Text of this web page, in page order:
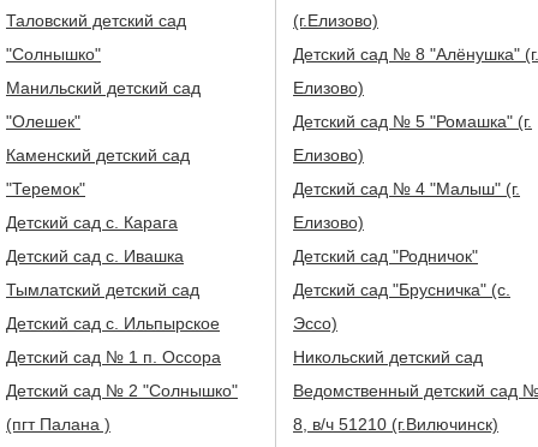
Таловский детский сад
"Солнышко"
Манильский детский сад
"Олешек"
Каменский детский сад
"Теремок"
Детский сад с. Карага
Детский сад с. Ивашка
Тымлатский детский сад
Детский сад с. Ильпырское
Детский сад № 1 п. Оссора
Детский сад № 2 "Солнышко"
(пгт Палана )
(г.Елизово)
Детский сад № 8 "Алёнушка" (г.
Елизово)
Детский сад № 5 "Ромашка" (г.
Елизово)
Детский сад № 4 "Малыш" (г.
Елизово)
Детский сад "Родничок"
Детский сад "Брусничка" (с.
Эссо)
Никольский детский сад
Ведомственный детский сад
8, в/ч 51210 (г.Вилючинск)